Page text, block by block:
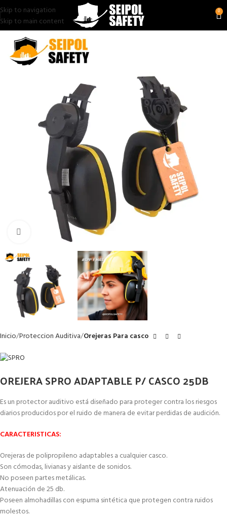
Skip to navigation
Skip to main content
0
Clic para ampliar
Inicio Proteccion Auditiva Orejeras Para casco
OREJERA SPRO ADAPTABLE P/ CASCO 25DB
Es un protector auditivo está diseñado para proteger contra los riesgos
diarios producidos por el ruido de manera de evitar perdidas de audición.
CARACTERISTICAS:
Orejeras de polipropileno adaptables a cualquier casco.
Son cómodas, livianas y aislante de sonidos.
No poseen partes metálicas.
Atenuación de 25 db.
Poseen almohadillas con espuma sintética que protegen contra ruidos
molestos.